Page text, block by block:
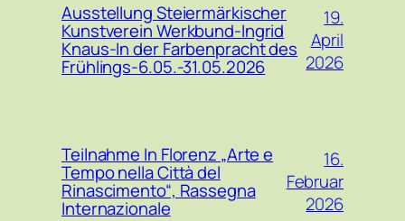
Ausstellung Steiermärkischer
Kunstverein Werkbund-Ingrid
Knaus-In der Farbenpracht des
Frühlings-6.05.-31.05.2026
19.
April
2026
Teilnahme In Florenz „Arte e
Tempo nella Città del
Rinascimento“, Rassegna
Internazionale
16.
Februar
2026